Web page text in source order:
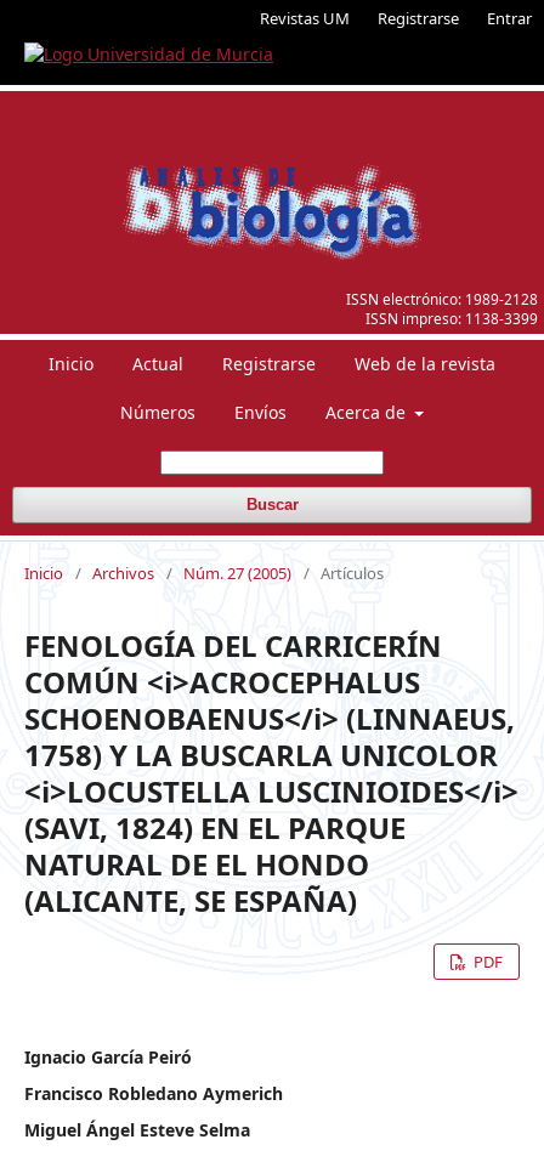
Revistas UM Registrarse Entrar
ISSN electrónico: 1989-2128
ISSN impreso: 1138-3399
Inicio Actual Registrarse Web de la revista
Números Envíos Acerca de
Buscar
Inicio / Archivos / Núm. 27 (2005) / Artículos
FENOLOGÍA DEL CARRICERÍN
COMÚN <i>ACROCEPHALUS
SCHOENOBAENUS</i> (LINNAEUS,
1758) Y LA BUSCARLA UNICOLOR
<i>LOCUSTELLA LUSCINIOIDES</i>
(SAVI, 1824) EN EL PARQUE
NATURAL DE EL HONDO
(ALICANTE, SE ESPAÑA)
PDF
Ignacio García Peiró
Francisco Robledano Aymerich
Miguel Ángel Esteve Selma